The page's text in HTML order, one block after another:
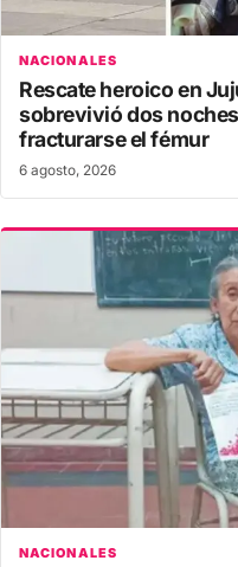
NACIONALES
Rescate heroico en
sobrevivió dos
fracturarse el fémur
6 agosto, 2026
NACIONALES